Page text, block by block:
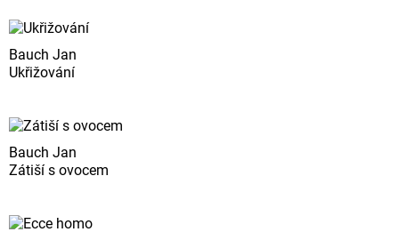
Bauch Jan
Ukřižování
Bauch Jan
Zátiší s ovocem